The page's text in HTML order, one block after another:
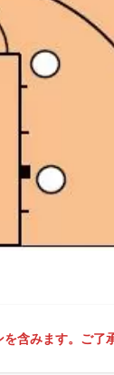
含みます。ご了